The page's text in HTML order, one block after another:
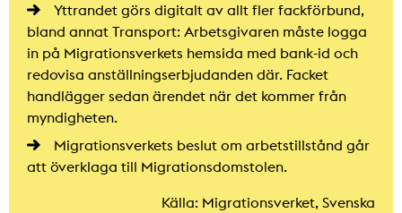
Yttrandet görs digitalt av allt fler fackförbund,
bland annat Transport: Arbetsgivaren måste logga
in på Migrationsverkets hemsida med bank-id och
redovisa anställningserbjudanden där. Facket
handlägger sedan ärendet när det kommer från
myndigheten.
Migrationsverkets beslut om arbetstillstånd går
att överklaga till Migrationsdomstolen.
Källa: Migrationsverket, Svenska